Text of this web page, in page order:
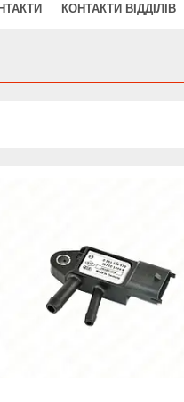
КОНТАКТИ ВІДДІЛІВ